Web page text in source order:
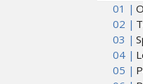
01 |
02 |
03 |
04 |
05 |